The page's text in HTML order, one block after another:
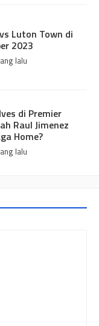
Luton Town di
2023
lalu
di Premier
Raul Jimenez
Home?
lalu